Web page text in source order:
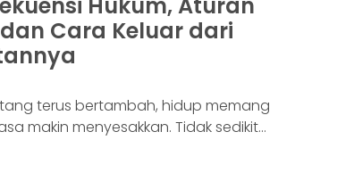
dan Cara Keluar dari
terus bertambah, hidup memang
makin menyesakkan. Tidak sedikit